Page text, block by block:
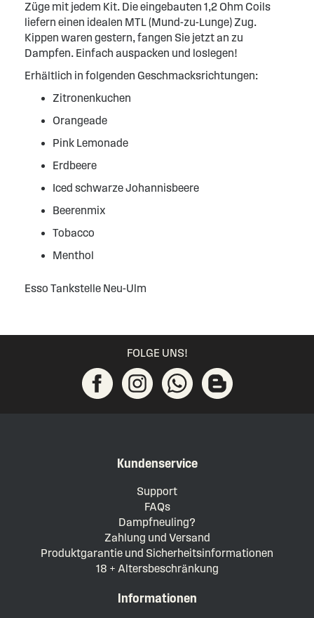
Züge mit jedem Kit. Die eingebauten 1,2 Ohm Coils
liefern einen idealen MTL (Mund-zu-Lunge) Zug.
Kippen waren gestern, fangen Sie jetzt an zu
Dampfen. Einfach auspacken und loslegen!
Erhältlich in folgenden Geschmacksrichtungen:
Zitronenkuchen
Orangeade
Pink Lemonade
Erdbeere
Iced schwarze Johannisbeere
Beerenmix
Tobacco
Menthol
Esso Tankstelle Neu-Ulm
FOLGE UNS!
Kundenservice
Support
FAQs
Dampfneuling?
Zahlung und Versand
Produktgarantie und Sicherheitsinformationen
18 + Altersbeschränkung
Informationen